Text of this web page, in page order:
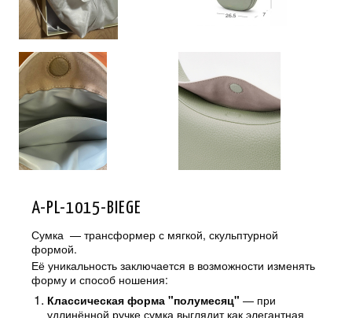
A-PL-1015-BIEGE
Сумка — трансформер с мягкой, скульптурной
формой.
Её уникальность заключается в возможности изменять
форму и способ ношения:
Классическая форма "полумесяц" — при
удлинённой ручке сумка выглядит как элегантная